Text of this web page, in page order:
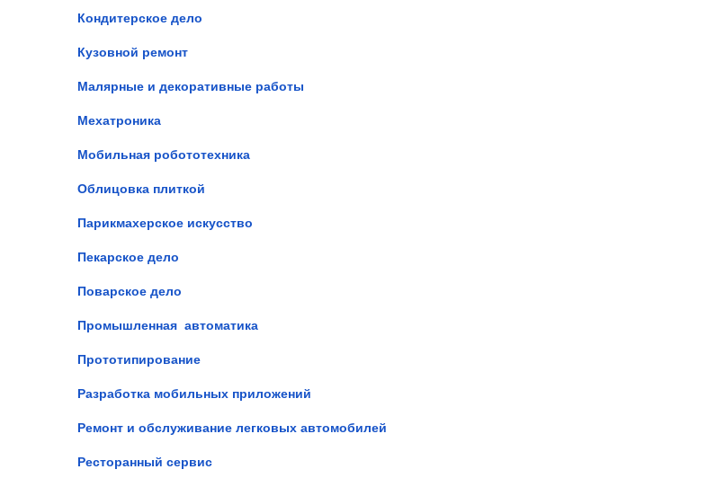
Кондитерское дело
Кузовной ремонт
Малярные и декоративные работы
Мехатроника
Мобильная робототехника
Облицовка плиткой
Парикмахерское искусство
Пекарское дело
Поварское дело
Промышленная автоматика
Прототипирование
Разработка мобильных приложений
Ремонт и обслуживание легковых автомобилей
Ресторанный сервис